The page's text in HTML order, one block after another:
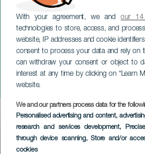
With your agreement, we andour 14
technologies to store, access, and
website, IP addresses and cookie
consent to process your data and rely on
can withdraw your consent or object to
interest at any time by clicking on “Learn
website.
We and our partners process data for the
Personalised advertising and content,
research and services development,
through device scanning, Store and/or
cookies
Lanzarote
LANZAROTE
Imagen
Listado